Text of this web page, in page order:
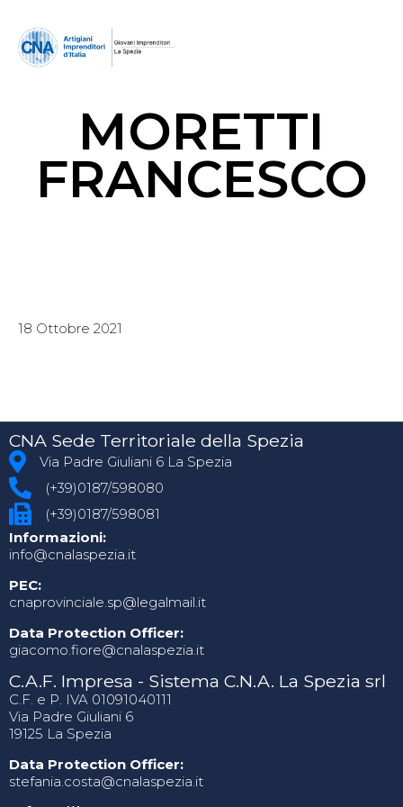
MORETTI
FRANCESCO
18 Ottobre 2021
CNA Sede Territoriale della Spezia
Via Padre Giuliani 6 La Spezia
(+39)0187/598080
(+39)0187/598081
Informazioni:
info@cnalaspezia.it
PEC:
cnaprovinciale.sp@legalmail.it
Data Protection Officer:
giacomo.fiore@cnalaspezia.it
C.A.F. Impresa - Sistema C.N.A. La Spezia srl
C.F. e P. IVA 01091040111
Via Padre Giuliani 6
19125 La Spezia
Data Protection Officer:
stefania.costa@cnalaspezia.it